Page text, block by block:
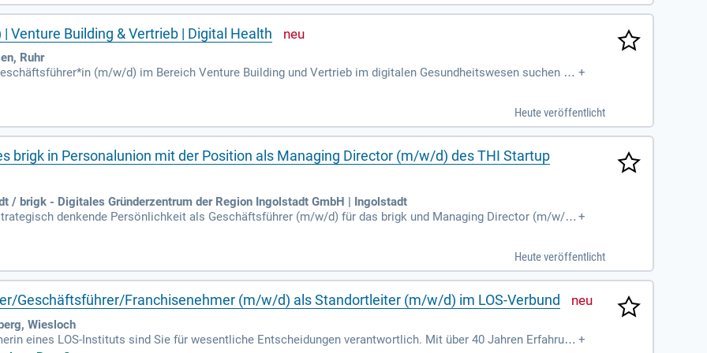
Das positive Betriebsergebnis des letzten Jahres spiegelt die wirtschaftliche Stabilität wider und wird auc
Building & Vertrieb | Digital Health
Ruhr
(m/w/d) im Bereich Venture Building und Vertrieb im digitalen Gesundheitswesen suchen wi
digitale Geschäftsmodelle im Gesundheitssektor vorantreiben? Wir sind ein etabliertes Dienstleistung
Entwicklung des Unternehmens. Arbeiten Sie mit Gesellschaftern, Kunden und Partnern zusammen, um nac
Sie sich jetzt und werden Sie Teil unserer wachsenden Organisation im digitalen Gesundheitsmarkt.
+
Heute veröffentlicht
brigk in Personalunion mit der Position als Managing Director (m/w/d) des THI Startup
/ brigk - Digitales Gründerzentrum der Region Ingolstadt GmbH | Ingolstadt
denkende Persönlichkeit als Geschäftsführer (m/w/d) für das brigk und Managing Director (m/w/d)
verbindet die Entwicklung eines innovativen Gründungsökosystems in Ingolstadt und die enge Z
Entrepreneurship-Ausbildung und begleiten Studierende bei Gründungsvorhaben. Wir bieten einen einzigarti
starken Netzwerk aus Wirtschaft und Bildung. Bewerben Sie sich jetzt für eine zukunftsweisende Position i
+
Heute veröffentlicht
Geschäftsführer/Franchisenehmer (m/w/d) als Standortleiter (m/w/d) im LOS-Verbund
Wiesloch
eines LOS-Instituts sind Sie für wesentliche Entscheidungen verantwortlich. Mit über 40 Jahren Erfahrung +